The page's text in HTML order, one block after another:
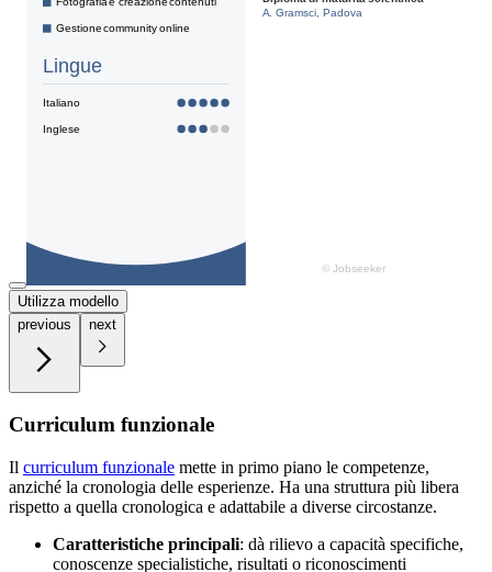
Utilizza modello
previous
next
Curriculum funzionale
Il curriculum funzionale mette in primo piano le competenze,
anziché la cronologia delle esperienze. Ha una struttura più libera
rispetto a quella cronologica e adattabile a diverse circostanze.
Caratteristiche principali: dà rilievo a capacità specifiche,
conoscenze specialistiche, risultati o riconoscimenti